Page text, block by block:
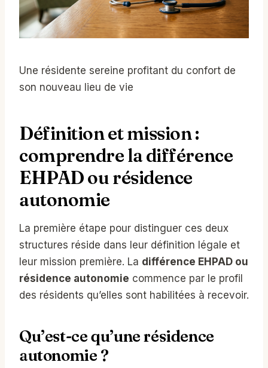
Une résidente sereine profitant du confort de
son nouveau lieu de vie
Définition et mission :
comprendre la différence
EHPAD ou résidence
autonomie
La première étape pour distinguer ces deux
structures réside dans leur définition légale et
leur mission première. La différence EHPAD ou
résidence autonomie commence par le profil
des résidents qu’elles sont habilitées à recevoir.
Qu’est-ce qu’une résidence
autonomie ?